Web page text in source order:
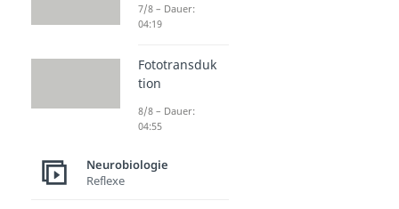
7/8 – Dauer:
04:19
Fototransduk
tion
8/8 – Dauer:
04:55
Neurobiologie
Reflexe